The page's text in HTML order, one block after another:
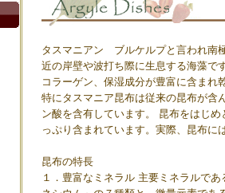
タスマニアン ブルケルプと言われ南
近の岸壁や波打ち際に生息する海藻で
コラーゲン、保湿成分が豊富に含まれ
特にタスマニア昆布は従来の昆布が含
ン酸を含有しています。 昆布をはじ
っぷり含まれています。実際、昆布に
昆布の特長
１．豊富なミネラル 主要ミネラルで